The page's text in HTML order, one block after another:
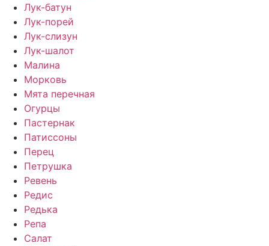
Лук-батун
Лук-порей
Лук-слизун
Лук-шалот
Малина
Морковь
Мята перечная
Огурцы
Пастернак
Патиссоны
Перец
Петрушка
Ревень
Редис
Редька
Репа
Салат